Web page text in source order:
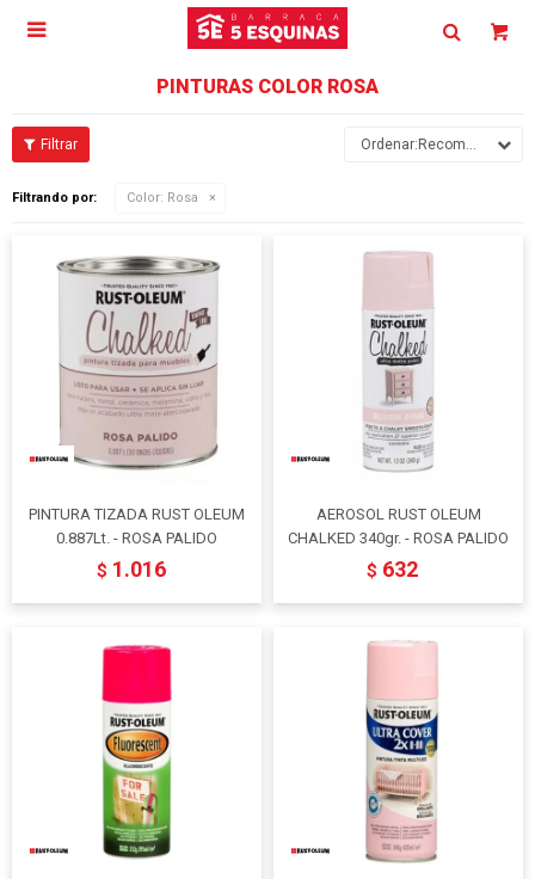

PINTURAS COLOR ROSA
Recomendados
Filtrando por: Color: Rosa
PINTURA TIZADA RUST OLEUM
0.887Lt. - ROSA PALIDO
$ 1.016
AEROSOL RUST OLEUM
CHALKED 340gr. - ROSA PALIDO
$ 632